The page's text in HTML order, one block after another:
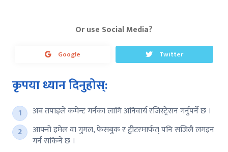
Or use Social Media?
Google Twitter
कृपया ध्यान दिनुहोस्:
अब तपाइले कमेन्ट गर्नका लागि अनिवार्य रजिस्ट्रेसन गर्नुपर्ने छ ।
आफ्नो इमेल वा गुगल, फेसबुक र ट्वीटरमार्फत् पनि सजिलै लगइन
गर्न सकिने छ ।